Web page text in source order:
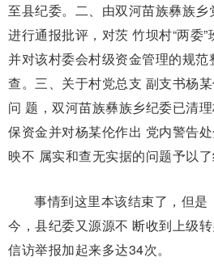
至县纪委。二、由双河苗族彝族
进行通报批评，对茨 竹坝村“两委”
并对该村委会村级资金管理的规范
查。三、关于村党总支 副支书杨
问 题，双河苗族彝族乡纪委已清
保资金并对杨某伦作出 党内警告
映不 属实和查无实据的问题予以了
事情到这里本该结束了，但
今，县纪委又源源不 断收到上级
信访举报加起来多达34次。